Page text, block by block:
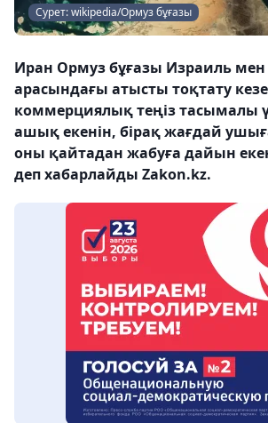
Сурет: wikipedia/Ормуз бұғазы
Иран Ормуз бұғазы Израиль
арасындағы атысты тоқтату
коммерциялық теңіз тасымалы
ашық екенін, бірақ жағдай
оны қайтадан жабуға дайын
деп хабарлайды Zakon.kz.